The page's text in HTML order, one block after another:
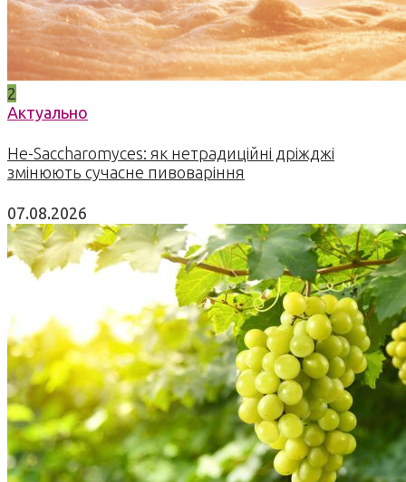
2
Актуально
Не-Saccharomyces: як нетрадиційні дріжджі
змінюють сучасне пивоваріння
07.08.2026